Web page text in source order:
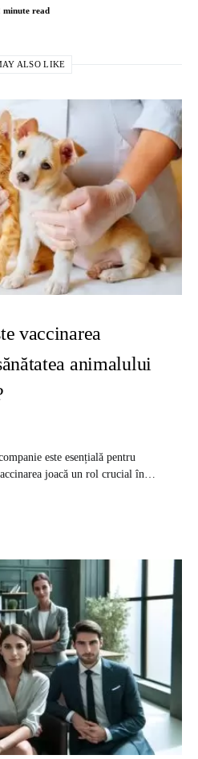
minute read
ALSO LIKE
vaccinarea
animalului
este esențială pentru
joacă un rol crucial în…